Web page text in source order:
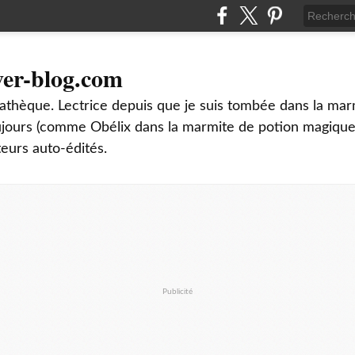
blog.com
Lectrice depuis que je suis tombée dans la
(comme Obélix dans la marmite de potion
auto-édités.
Publicité